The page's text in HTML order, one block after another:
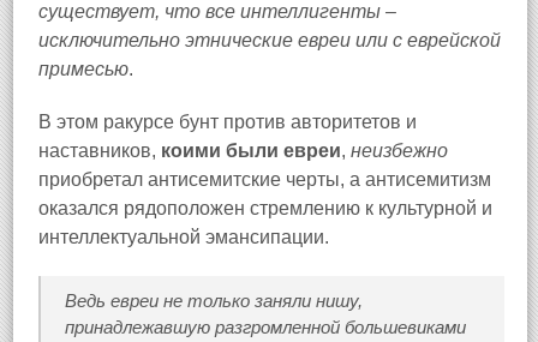
существует, что все интеллигенты –
исключительно этнические евреи или с еврейской
примесью.
В этом ракурсе бунт против авторитетов и
наставников, коими были евреи, неизбежно
приобретал антисемитские черты, а антисемитизм
оказался рядоположен стремлению к культурной и
интеллектуальной эмансипации.
Ведь евреи не только заняли нишу,
принадлежавшую разгромленной большевиками